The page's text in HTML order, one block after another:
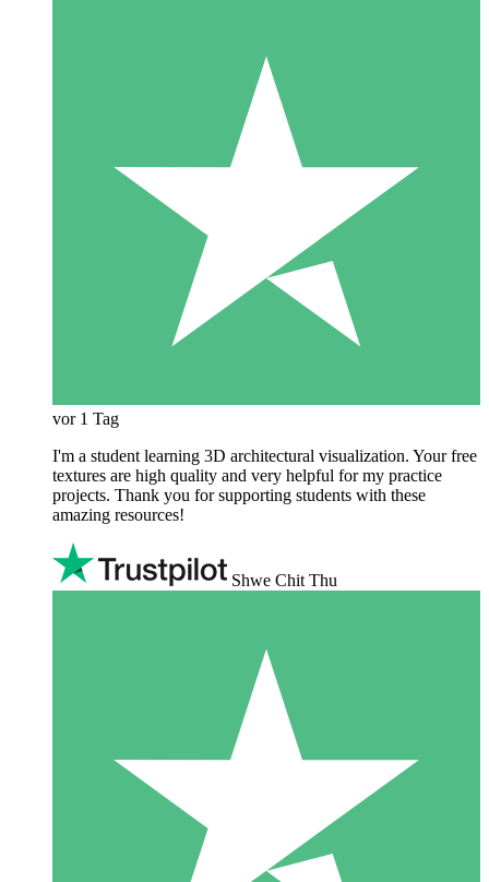
vor 1 Tag
I'm a student learning 3D architectural visualization. Your free
textures are high quality and very helpful for my practice
projects. Thank you for supporting students with these
amazing resources!
Shwe Chit Thu